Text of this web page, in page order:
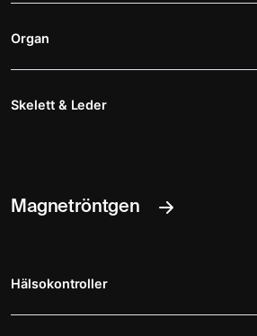
Organ
Skelett & Leder
Magnetröntgen
Hälsokontroller